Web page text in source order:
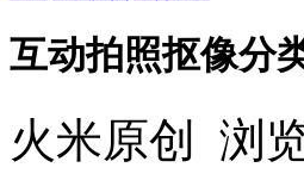
互动拍照抠像分
火米原创 浏